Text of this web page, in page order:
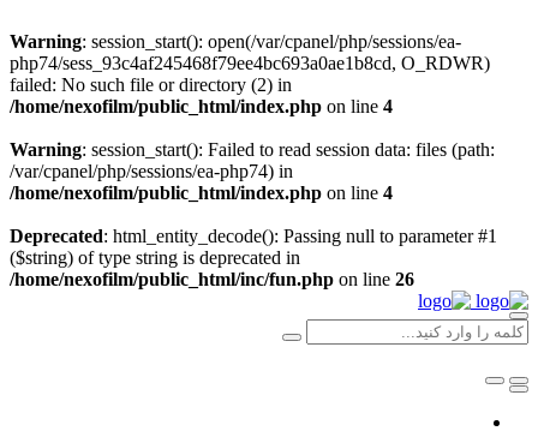
Warning: session_start(): open(/var/cpanel/php/sessions/ea-
php74/sess_93c4af245468f79ee4bc693a0ae1b8cd, O_RDWR)
failed: No such file or directory (2) in
/home/nexofilm/public_html/index.php on line 4
Warning: session_start(): Failed to read session data: files (path:
/var/cpanel/php/sessions/ea-php74) in
/home/nexofilm/public_html/index.php on line 4
Deprecated: html_entity_decode(): Passing null to parameter #1
($string) of type string is deprecated in
/home/nexofilm/public_html/inc/fun.php on line 26